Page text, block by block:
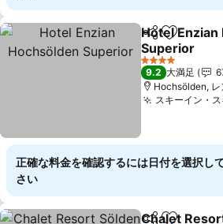
シェアお気に入
Hotel
Superior
4 ホテルのランク
9.2 大満足
Hochsölden, レ
スキーイン・
正確な料金を確認するには日付を選択し
さい
Chalet